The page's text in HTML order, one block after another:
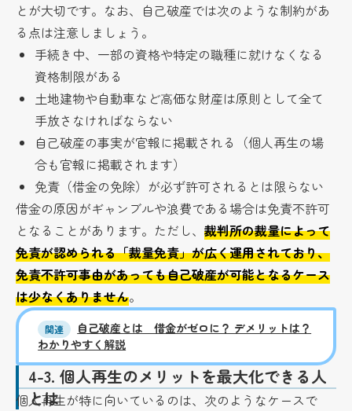
とが大切です。なお、自己破産では次のような制約があ
る点は注意しましょう。
手続き中、一部の資格や特定の職種に就けなくなる
資格制限がある
土地建物や自動車など高価な財産は原則として全て
手放さなければならない
自己破産の事実が官報に掲載される（個人再生の場
合も官報に掲載されます）
免責（借金の免除）が必ず許可されるとは限らない
借金の原因がギャンブルや浪費である場合は免責不許可
となることがあります。ただし、裁判所の裁量によって
免責が認められる「裁量免責」が広く運用されており、
免責不許可事由があっても自己破産が可能となるケース
は少なくありません。
関連
自己破産とは 借金がゼロに？ デメリットは？
わかりやすく解説
4-3. 個人再生のメリットを最大化できる人
とは
個人再生が特に向いているのは、次のようなケースで